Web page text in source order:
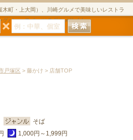
木町・上大岡）、川崎グルメで美味しいレストラ
グバー・スイーツのグルメサイト
戸塚区 > 藤かけ > 店舗TOP
そば
1,000円～1,999円